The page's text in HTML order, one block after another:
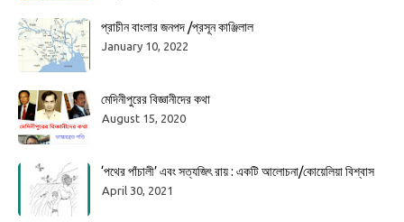
প্রাচীন বাংলার জনপদ /প্রসূন কাঞ্জিলাল
January 10, 2022
মেদিনীপুরের বিজ্ঞানীদের কথা
August 15, 2020
‘পথের পাঁচালী’ এবং সত্যজিৎ রায় : একটি আলোচনা/কোয়েলিয়া বিশ্বাস
April 30, 2021